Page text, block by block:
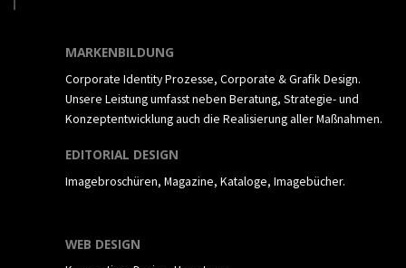
MARKENBILDUNG
Corporate Identity Prozesse, Corporate & Grafik Design.
Unsere Leistung umfasst neben Beratung, Strategie- und
Konzeptentwicklung auch die Realisierung allerMaßnahmen.
EDITORIAL DESIGN
Imagebroschüren, Magazine, Kataloge, Imagebücher.
WEB DESIGN